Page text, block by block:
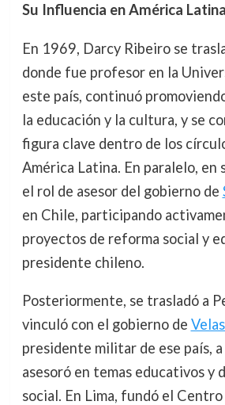
Su Influencia en América
En 1969, Darcy Ribeiro se
donde fue profesor en la
este país, continuó
la educación y la cultura, y se
figura clave dentro de los
América Latina. En paralelo, en
el rol de asesor del gobierno de
en Chile, participando
proyectos de reforma social y
presidente chileno.
Posteriormente, se trasladó a
vinculó con el gobierno de
presidente militar de ese país,
asesoró en temas educativos y
social. En Lima, fundó el